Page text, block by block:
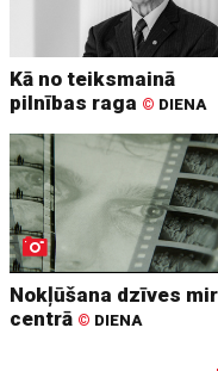
Kā no teiksmainā
pilnības raga © DIENA
Nokļūšana dzīves
centrā © DIENA